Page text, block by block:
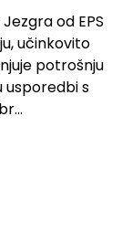
od EPS
učinkovito
potrošnju
usporedbi s